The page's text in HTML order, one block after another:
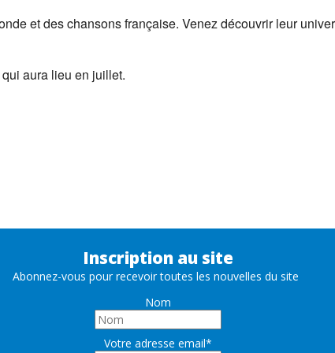
Le-Duc
et des chansons française. Venez découvrir leur
aura lieu en juillet.
Inscription au site
Abonnez-vous pour recevoir toutes les nouvelles du site
Nom
Votre adresse email*